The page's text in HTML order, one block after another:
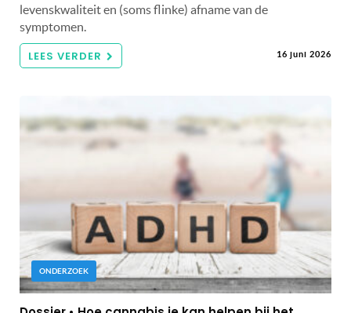
levenskwaliteit en (soms flinke) afname van de
symptomen.
LEES VERDER 16 juni 2026
ONDERZOEK